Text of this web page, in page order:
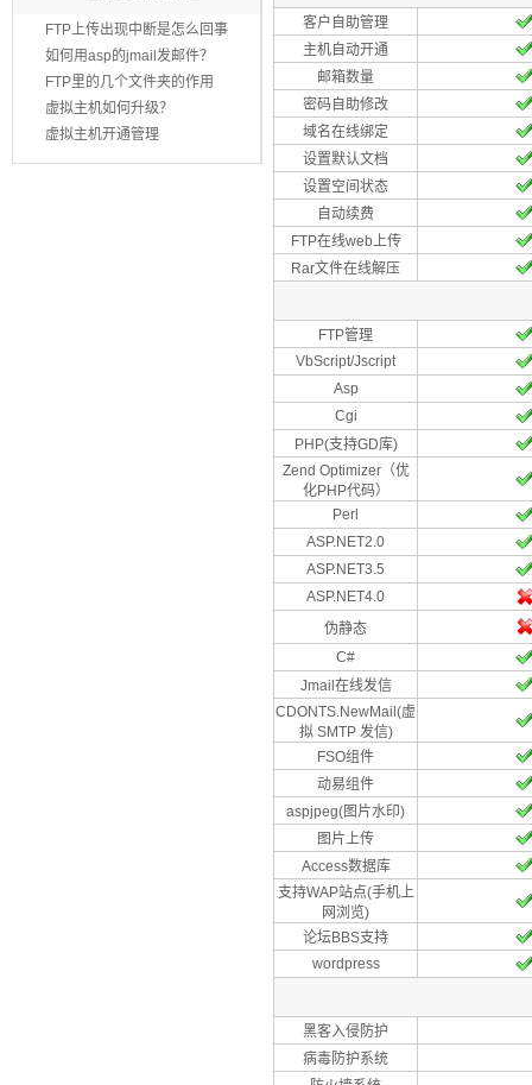
FTP上传出现中断是怎么回事
如何用asp的jmail发邮件？
FTP里的几个文件夹的作用
虚拟主机如何升级？
虚拟主机开通管理
客户自助管理
主机自动开通
邮箱数量
密码自助修改
域名在线绑定
设置默认文档
设置空间状态
自动续费
FTP在线web上传
Rar文件在线解压
FTP管理
VbScript/Jscript
Asp
Cgi
PHP(支持GD库)
Zend Optimizer（优
化PHP代码）
Perl
ASP.NET2.0
ASP.NET3.5
ASP.NET4.0
伪静态
C#
Jmail在线发信
CDONTS.NewMail(虚
拟 SMTP 发信)
FSO组件
动易组件
aspjpeg(图片水印)
图片上传
Access数据库
支持WAP站点(手机上
网浏览)
论坛BBS支持
wordpress
黑客入侵防护
病毒防护系统